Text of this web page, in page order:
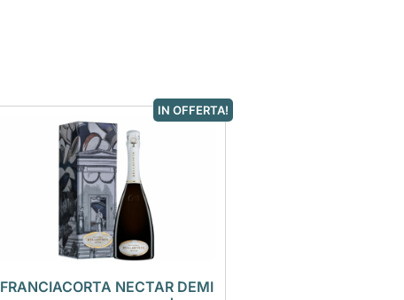
IN OFFERTA!
FRANCIACORTA NECTAR DEMI